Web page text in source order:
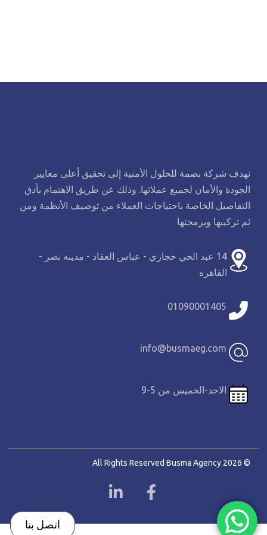
اتصل بنا
14 عبد الحي حجازي - عباس العقاد - مدينه نصر -
القاهره
01090001405
info@busmaeg.com
الاحد-الخميس من 5-9
تهدف شركة بصمة للحلول الأمنية إلى تحقيق أعلى معايير
الجودة والأمان لجميع عملائها. وذلك عن طريق الاهتمام بأدق
التفاصيل الخاصة باحتياجات العملاء من توصيف الأنظمة ومن
ثم تركيبها وبرمجتها
© 2026 All Rights Reserved Busma Agency